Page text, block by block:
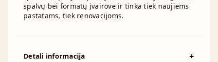
spalvų bei formatų įvairove ir tinka tiek naujiems
pastatams, tiek renovacijoms.
Detali informacija